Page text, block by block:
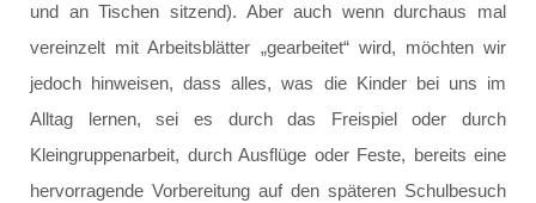
und an Tischen sitzend). Aber auch wenn durchaus mal
vereinzelt mit Arbeitsblätter „gearbeitet“ wird, möchten wir
jedoch hinweisen, dass alles, was die Kinder bei uns im
Alltag lernen, sei es durch das Freispiel oder durch
Kleingruppenarbeit, durch Ausflüge oder Feste, bereits eine
hervorragende Vorbereitung auf den späteren Schulbesuch